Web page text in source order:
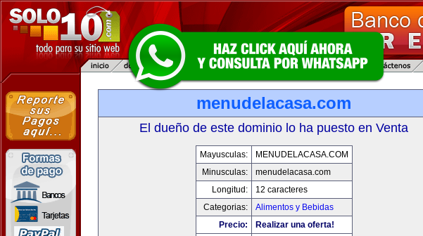
menudelacasa.com
El dueño de este dominio lo ha puesto en Venta
Mayusculas:
MENUDELACASA.COM
Minusculas:
menudelacasa.com
Longitud:
12 caracteres
Categorias:
Alimentos y Bebidas
Precio:
Realizar una oferta!